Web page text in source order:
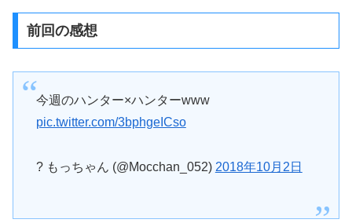
前回の感想
今週のハンター×ハンターwww
pic.twitter.com/3bphgeICso
? もっちゃん (@Mocchan_052) 2018年10月2日